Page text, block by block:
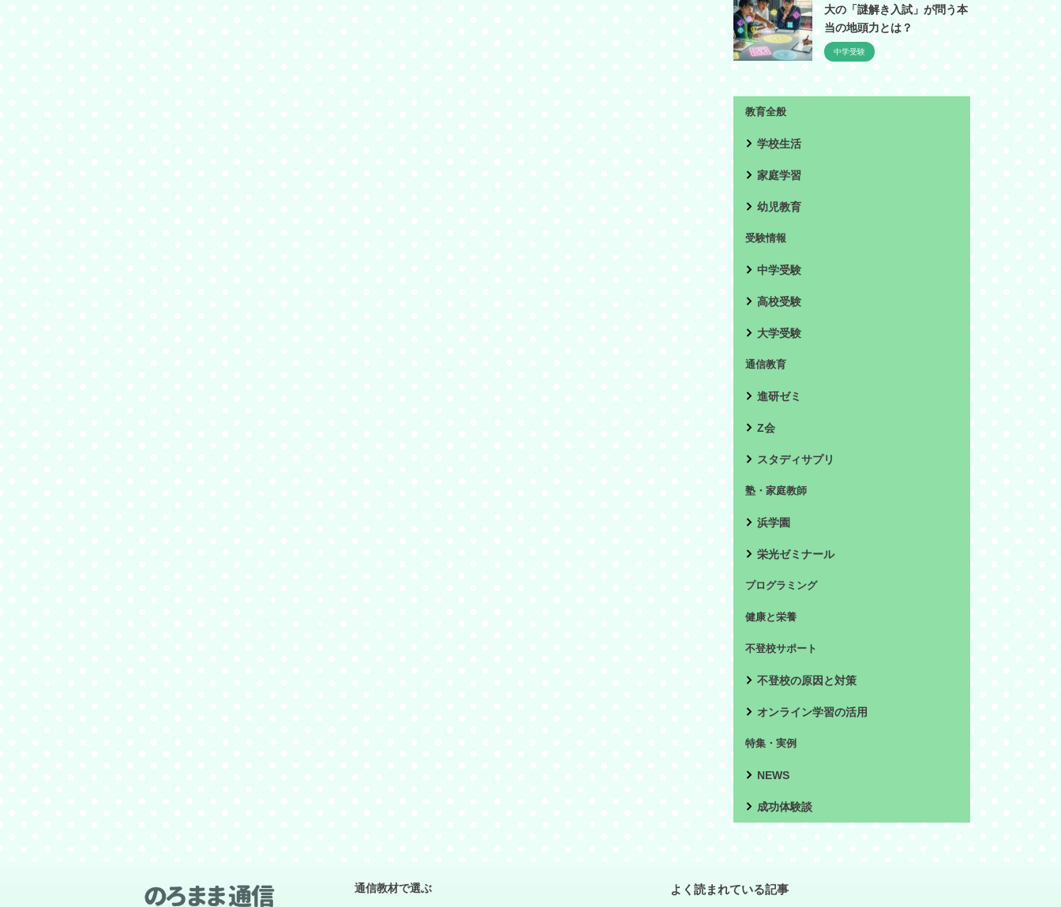
大の「謎解き入試」が問う本
当の地頭力とは？
中学受験
教育全般
学校生活
家庭学習
幼児教育
受験情報
中学受験
高校受験
大学受験
通信教育
進研ゼミ
Z会
スタディサプリ
塾・家庭教師
浜学園
栄光ゼミナール
プログラミング
健康と栄養
不登校サポート
不登校の原因と対策
オンライン学習の活用
特集・実例
NEWS
成功体験談
通信教材で選ぶ よく読まれている記事